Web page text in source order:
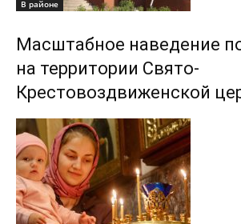
В районе
Масштабное наведение
на территории Свято-
Крестовоздвиженской